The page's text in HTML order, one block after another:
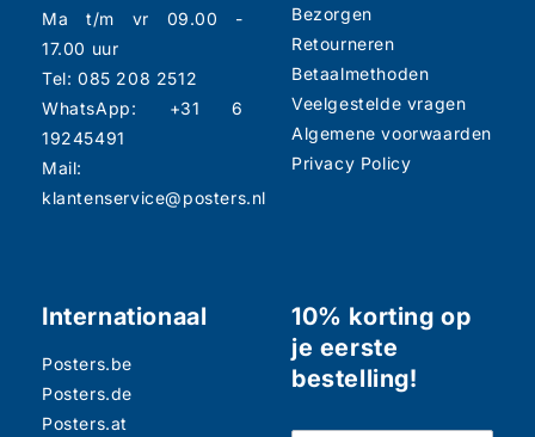
Ma t/m vr 09.00 -
17.00 uur
Tel: 085 208 2512
WhatsApp: +31 6
19245491
Mail:
klantenservice@posters.nl
Bezorgen
Retourneren
Betaalmethoden
Veelgestelde vragen
Algemene voorwaarden
Privacy Policy
Internationaal
Posters.be
Posters.de
Posters.at
10% korting op
je eerste
bestelling!